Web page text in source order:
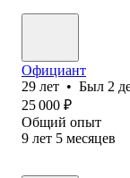
Официант
29 лет • Был 2
25 000 ₽
Общий опыт
9 лет 5 месяцев